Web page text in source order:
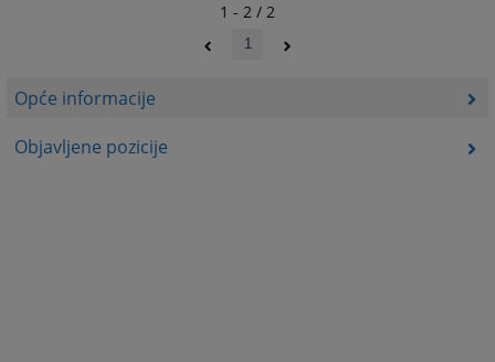
Opće informacije
Objavljene pozicije
1 - 2 / 2
1